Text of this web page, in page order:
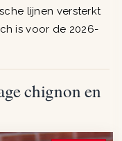
lijnen versterkt
is voor de 2026-
chignon en